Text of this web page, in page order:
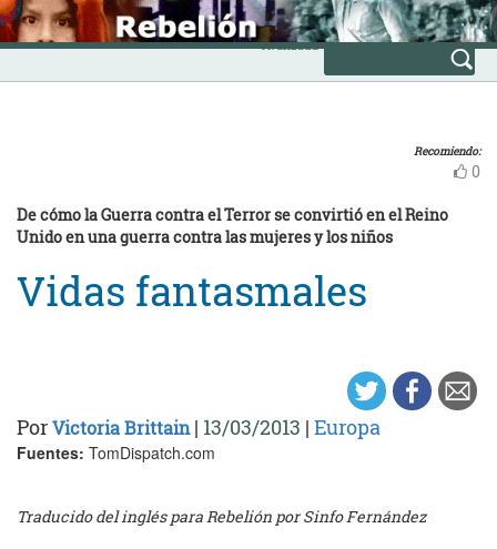
Skip
to
content
INICIO
Avanzada
Recomiendo:
0
De cómo la Guerra contra el Terror se convirtió en el Reino
Unido en una guerra contra las mujeres y los niños
Vidas fantasmales
PorVictoria Brittain| 13/03/2013 | Europa
Fuentes: TomDispatch.com
Traducido del inglés para Rebelión por Sinfo Fernández